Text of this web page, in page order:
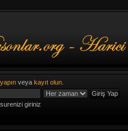
veyakayıt olun
giriniz